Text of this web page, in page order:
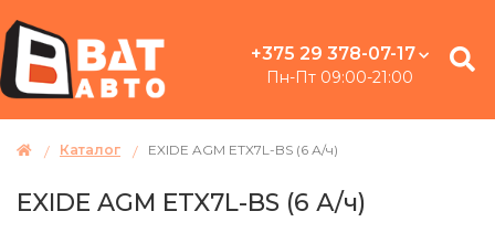
+375 29 378-07-17
Пн-Пт 09:00-21:00
Каталог EXIDE AGM ETX7L-BS (6 А/ч)
EXIDE AGM ETX7L-BS (6 А/ч)